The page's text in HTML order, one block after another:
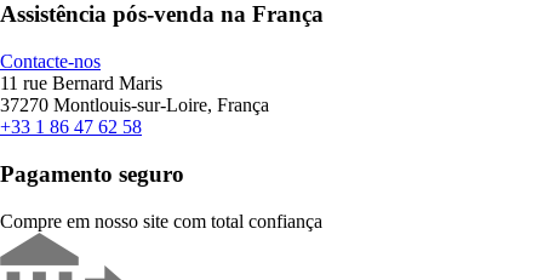
Assistência pós-venda na França
Contacte-nos
11 rue Bernard Maris
37270 Montlouis-sur-Loire, França
+33 1 86 47 62 58
Pagamento seguro
Compre em nosso site com total confiança